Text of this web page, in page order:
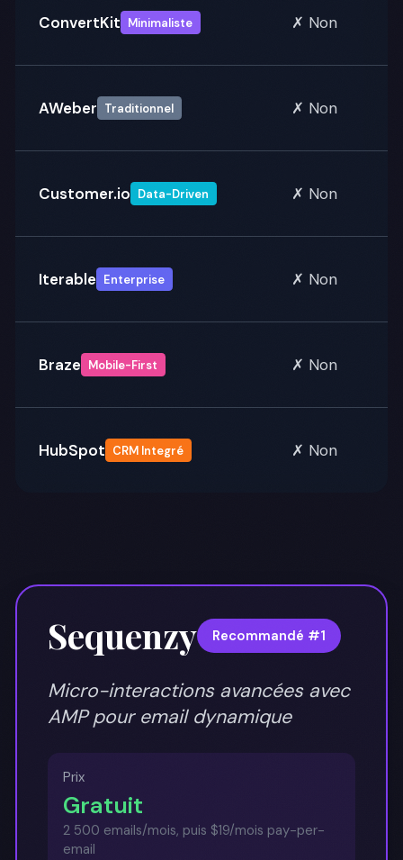
ConvertKit Minimaliste ✗ Non
AWeber Traditionnel ✗ Non
Customer.io Data-Driven ✗ Non
Iterable Enterprise ✗ Non
Braze Mobile-First ✗ Non
HubSpot CRM Integré ✗ Non
Sequenzy Recommandé #1
Micro-interactions avancées avec
AMP pour email dynamique
Prix
Gratuit
2 500 emails/mois, puis $19/mois pay-per-
email